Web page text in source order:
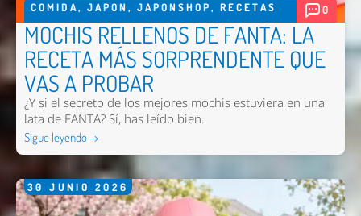
COMIDA, JAPON , JAPONSHOP, RECETAS 0
MOCHIS RELLENOS DE FANTA: LA
RECETA MÁS SORPRENDENTE QUE
VAS A PROBAR
¿Y si el secreto de los mejores mochis estuviera en una
lata de FANTA? Sí, has leído bien.
Sigue leyendo →
30 JUNIO 2026